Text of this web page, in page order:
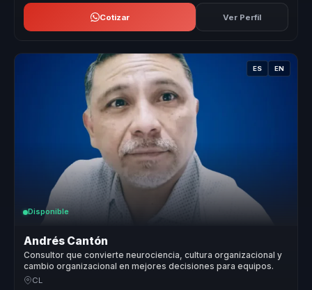
Cotizar Ver Perfil
ES EN
Disponible
Andrés Cantón
Consultor que convierte neurociencia, cultura organizacional y
cambio organizacional en mejores decisiones para equipos.
CL